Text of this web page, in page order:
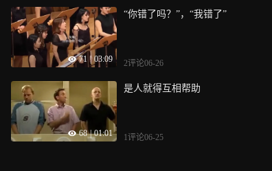
71 | 03:09
“你错了吗？”，“我错了”
2评论06-26
68 | 01:01
是人就得互相帮助
1评论06-25